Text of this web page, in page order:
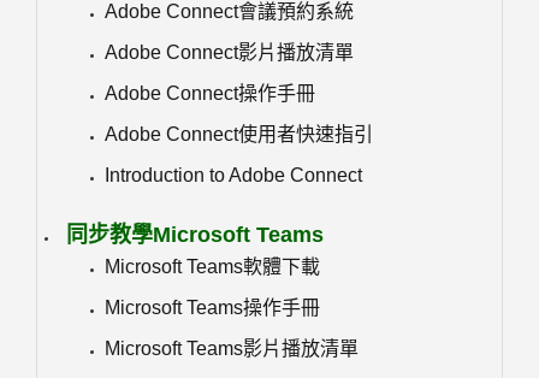
Adobe Connect會議預約系統
Adobe Connect影片播放清單
Adobe Connect操作手冊
Adobe Connect使用者快速指引
Introduction to Adobe Connect
同步教學Microsoft Teams
Microsoft Teams軟體下載
Microsoft Teams操作手冊
Microsoft Teams影片播放清單